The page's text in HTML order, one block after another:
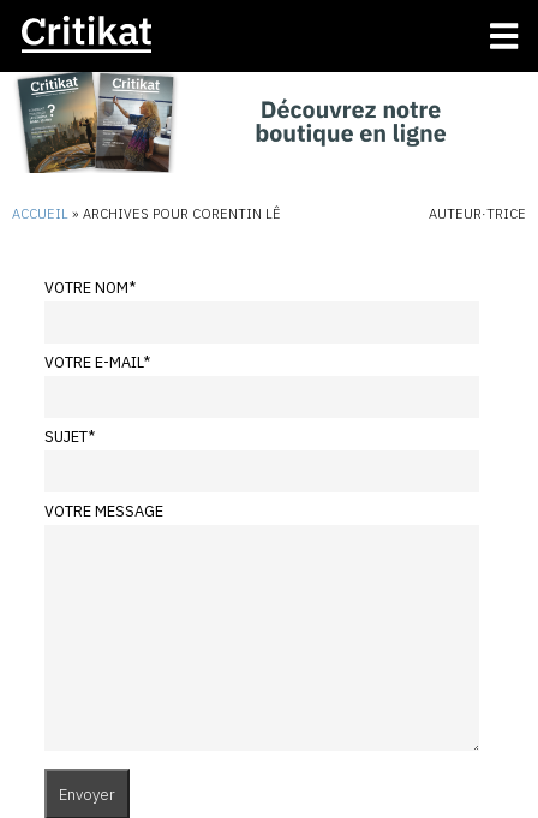
ACCUEIL » ARCHIVES POUR CORENTIN LÊ AUTEUR·TRICE
VOTRE NOM*
VOTRE E-MAIL*
SUJET*
VOTRE MESSAGE